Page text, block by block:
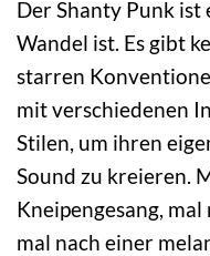
Der Shanty Punk ist
Wandel ist. Es gibt
starren
mit verschiedenen
Stilen, um ihren
Sound zu kreieren.
Kneipengesang,
mal nach einer